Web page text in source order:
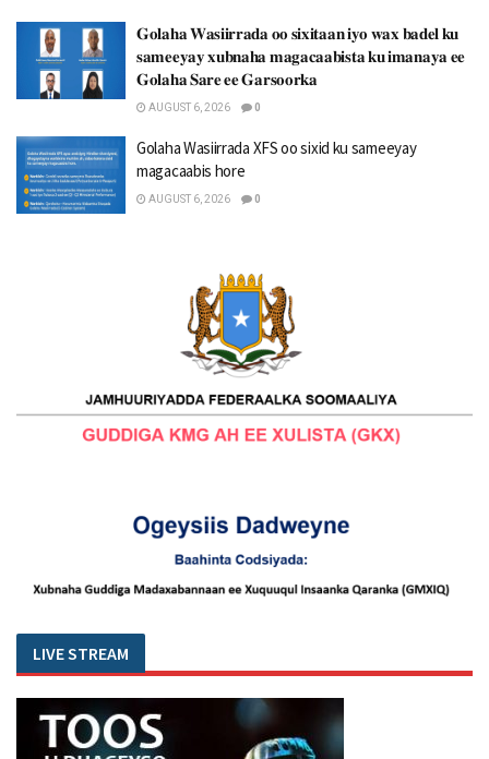
𝐆𝐨𝐥𝐚𝐡𝐚 𝐖𝐚𝐬𝐢𝐢𝐫𝐫𝐚𝐝𝐚 𝐨𝐨 𝐬𝐢𝐱𝐢𝐭𝐚𝐚𝐧 𝐢𝐲𝐨 𝐰𝐚𝐱 𝐛𝐚𝐝𝐞𝐥 𝐤𝐮
𝐬𝐚𝐦𝐞𝐞𝐲𝐚𝐲 𝐱𝐮𝐛𝐧𝐚𝐡𝐚 𝐦𝐚𝐠𝐚𝐜𝐚𝐚𝐛𝐢𝐬𝐭𝐚 𝐤𝐮 𝐢𝐦𝐚𝐧𝐚𝐲𝐚 𝐞𝐞
𝐆𝐨𝐥𝐚𝐡𝐚 𝐒𝐚𝐫𝐞 𝐞𝐞 𝐆𝐚𝐫𝐬𝐨𝐨𝐫𝐤𝐚
AUGUST 6, 2026 0
Golaha Wasiirrada XFS oo sixid ku sameeyay
magacaabis hore
AUGUST 6, 2026 0
LIVE STREAM